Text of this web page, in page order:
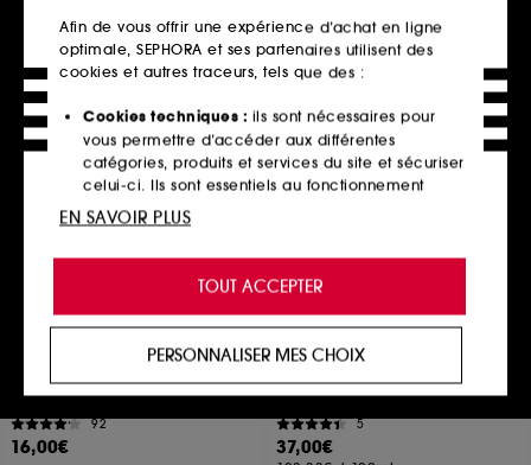
Ajouter au panier Ajouter au panier
101 Ointment Multibalm
Baume lèvres et peaux sèches Fraise
92
16,00€
PIXI
Overnight Retinol Oil
Huile De Nuit Lissante
5
37,00€
Afin de vous offrir une expérience d’achat en ligne
optimale, SEPHORA et ses partenaires utilisent des
cookies et autres traceurs, tels que des :
Cookies techniques : ils sont nécessaires pour
vous permettre d’accéder aux différentes
catégories, produits et services du site et sécuriser
celui-ci. Ils sont essentiels au fonctionnement
technique du site et ne peuvent être désactivés.
de vous offrir une expérience enrichie et
personnalisée en vous recommandant des
produits, des services et des contenus qui
proposer des offres promotionnelles adaptées à
votre profil.
Cookies réseaux sociaux et publicité :
utilisés pour vous présenter du contenu susceptible
TOUT ACCEPTER
PERSONNALISER MES CHOIX
EN SAVOIR PLUS